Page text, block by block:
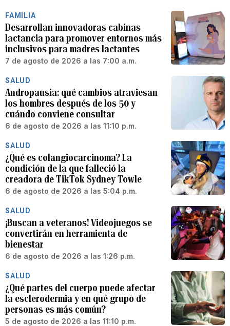
FAMILIA
Desarrollan innovadoras cabinas
lactancia para promover entornos más
inclusivos para madres lactantes
7 de agosto de 2026 a las 7:00 a.m.
SALUD
Andropausia: qué cambios atraviesan
los hombres después de los 50 y
cuándo conviene consultar
6 de agosto de 2026 a las 11:10 p.m.
SALUD
¿Qué es colangiocarcinoma? La
condición de la que falleció la
creadora de TikTok Sydney Towle
6 de agosto de 2026 a las 5:04 p.m.
SALUD
¡Buscan a veteranos! Videojuegos se
convertirán en herramienta de
bienestar
6 de agosto de 2026 a las 1:26 p.m.
SALUD
¿Qué partes del cuerpo puede afectar
la esclerodermia y en qué grupo de
personas es más común?
5 de agosto de 2026 a las 11:10 p.m.